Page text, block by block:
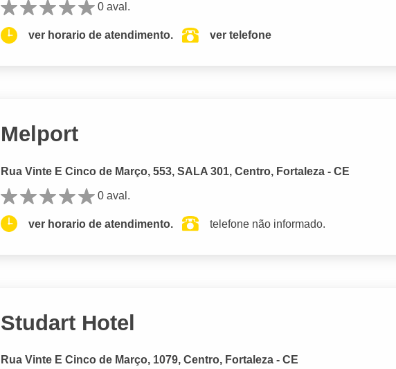
0 aval.
ver horario de atendimento. ver telefone
Melport
Rua Vinte E Cinco de Março, 553, SALA 301, Centro, Fortaleza - CE
0 aval.
ver horario de atendimento. telefone não informado.
Studart Hotel
Rua Vinte E Cinco de Março, 1079, Centro, Fortaleza - CE